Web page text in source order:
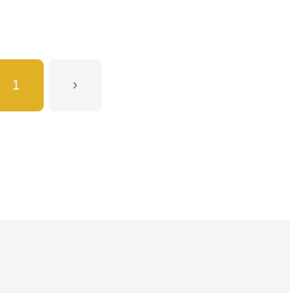
1 ›